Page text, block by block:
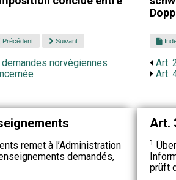
Précédent Suivant
norvégiennes
Art.
Art.
remet à l’Administration
demandés,
Art.
1
prüft